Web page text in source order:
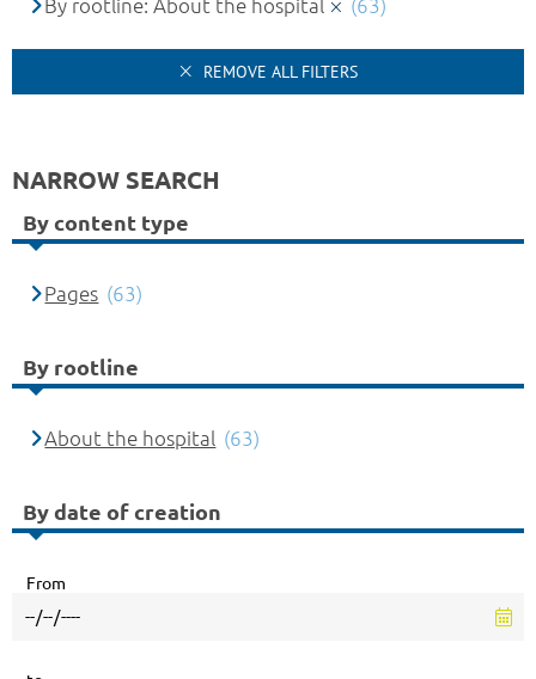
By rootline: About the hospital
(63)
REMOVE ALL FILTERS
NARROW SEARCH
By content type
Pages (63)
By rootline
About the hospital (63)
By date of creation
From